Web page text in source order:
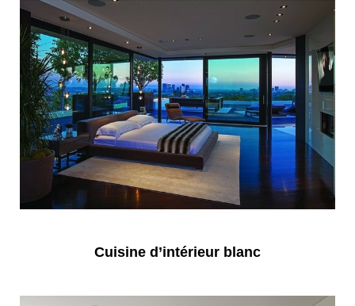
Cuisine d’intérieur blanc